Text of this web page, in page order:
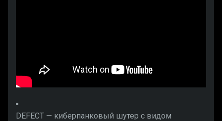
DEFECT — киберпанковый шутер с видом